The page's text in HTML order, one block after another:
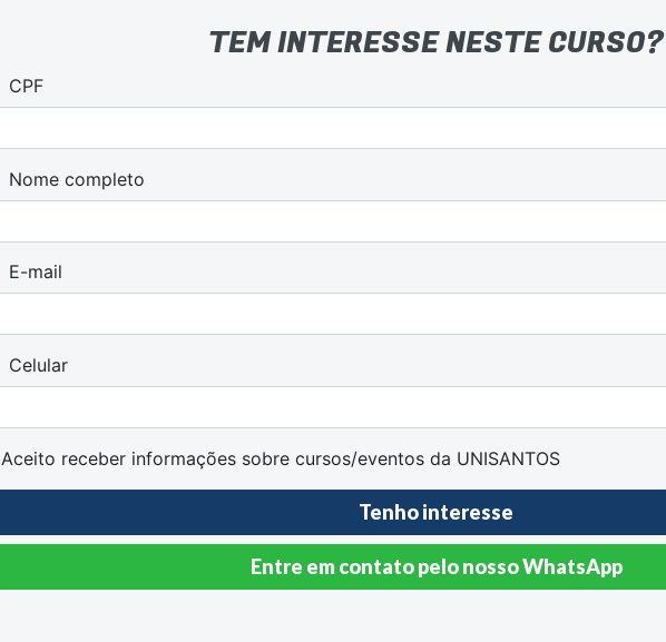
TEM INTERESSE NESTE CURSO?
CPF
Nome completo
E-mail
Celular
Aceito receber informações sobre cursos/eventos da UNISANTOS
Entre em contato pelo nosso WhatsApp